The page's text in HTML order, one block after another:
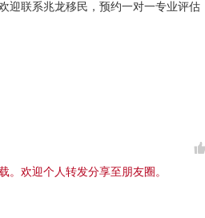
迎联系兆龙移民，预约一对一专业评估
欢迎个人转发分享至朋友圈。